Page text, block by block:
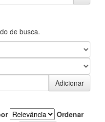
de busca.
Ordenar